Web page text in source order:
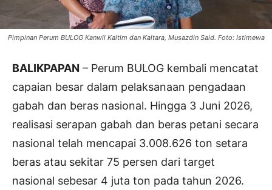
Pimpinan Perum BULOG Kanwil Kaltim dan Kaltara, Musazdin Said. Foto: Istimewa
BALIKPAPAN – Perum BULOG kembali mencatat
capaian besar dalam pelaksanaan pengadaan
gabah dan beras nasional. Hingga 3 Juni 2026,
realisasi serapan gabah dan beras petani secara
nasional telah mencapai 3.008.626 ton setara
beras atau sekitar 75 persen dari target
nasional sebesar 4 juta ton pada tahun 2026.